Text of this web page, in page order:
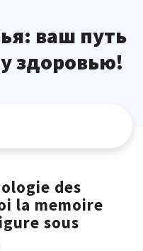
ваш путь
здоровью!
des
la memoire
sous